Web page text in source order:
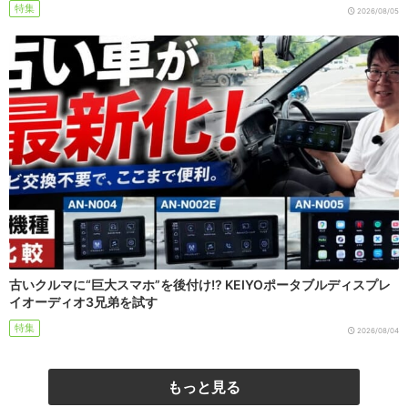
特集 2026/08/05
古いクルマに“巨大スマホ”を後付け!? KEIYOポータブルディスプレ
イオーディオ3兄弟を試す
特集 2026/08/04
もっと見る